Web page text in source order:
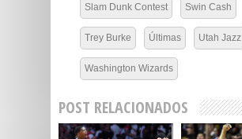
Slam Dunk Contest Swin Cash
Trey Burke Últimas Utah Jazz
Washington Wizards
POST RELACIONADOS